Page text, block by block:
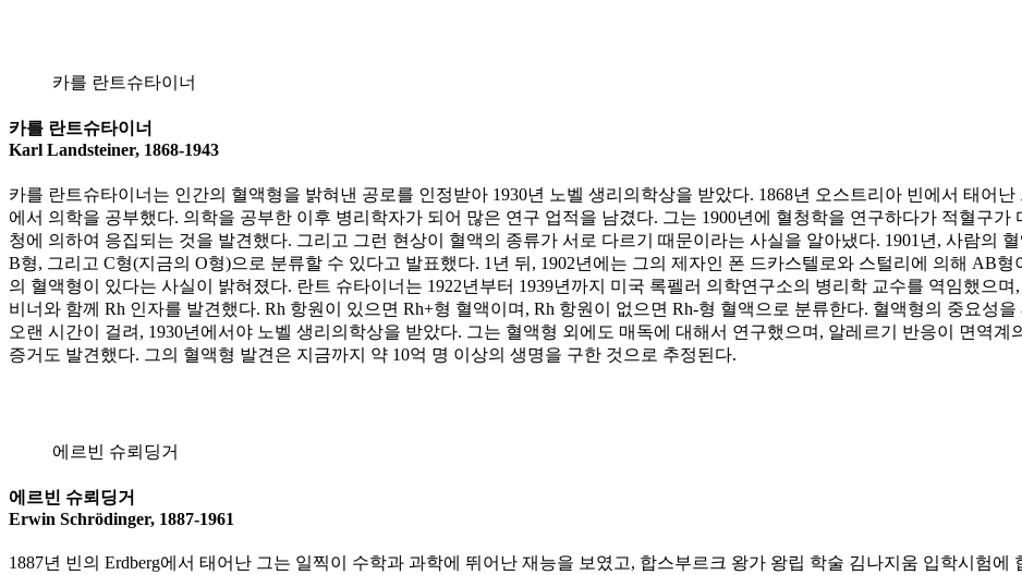
카를 란트슈타이너
카를 란트슈타이너
Karl Landsteiner, 1868-1943
카를 란트슈타이너는 인간의 혈액형을 밝혀낸 공로를 인정받아 1930년 노벨 생리의학상을 받았다. 1868년 오스트리아 빈에서 태어난
에서 의학을 공부했다. 의학을 공부한 이후 병리학자가 되어 많은 연구 업적을 남겼다. 그는 1900년에 혈청학을 연구하다가 적혈구가
청에 의하여 응집되는 것을 발견했다. 그리고 그런 현상이 혈액의 종류가 서로 다르기 때문이라는 사실을 알아냈다. 1901년, 사람의
B형, 그리고 C형(지금의 O형)으로 분류할 수 있다고 발표했다. 1년 뒤, 1902년에는 그의 제자인 폰 드카스텔로와 스털리에 의해 AB형
의 혈액형이 있다는 사실이 밝혀졌다. 란트 슈타이너는 1922년부터 1939년까지 미국 록펠러 의학연구소의 병리학 교수를 역임했으며,
비너와 함께 Rh 인자를 발견했다. Rh 항원이 있으면 Rh+형 혈액이며, Rh 항원이 없으면 Rh-형 혈액으로 분류한다. 혈액형의 중요성을
오랜 시간이 걸려, 1930년에서야 노벨 생리의학상을 받았다. 그는 혈액형 외에도 매독에 대해서 연구했으며, 알레르기 반응이 면역계
증거도 발견했다. 그의 혈액형 발견은 지금까지 약 10억 명 이상의 생명을 구한 것으로 추정된다.
에르빈 슈뢰딩거
에르빈 슈뢰딩거
Erwin Schrödinger, 1887-1961
1887년 빈의 Erdberg에서 태어난 그는 일찍이 수학과 과학에 뛰어난 재능을 보였고, 합스부르크 왕가 왕립 학술 김나지움 입학시험에